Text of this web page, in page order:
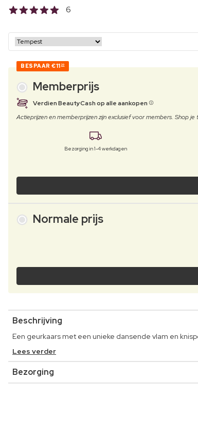
6
BESPAAR €11 20
Memberprijs
Verdien BeautyCash op alle aankopen
Actieprijzen en memberprijzen zijn exclusief voor members. Shop
Bezorging in 1-4 werkdagen
Normale prijs
Beschrijving
Een geurkaars met een unieke dansende vlam en
Lees verder
Bezorging